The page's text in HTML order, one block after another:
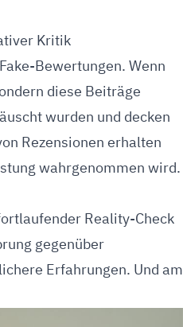
Kritik
Bewertungen. Wenn
diese Beiträge
wurden und decken
Rezensionen erhalten
wahrgenommen wird.
Reality-Check
gegenüber
Erfahrungen. Und am